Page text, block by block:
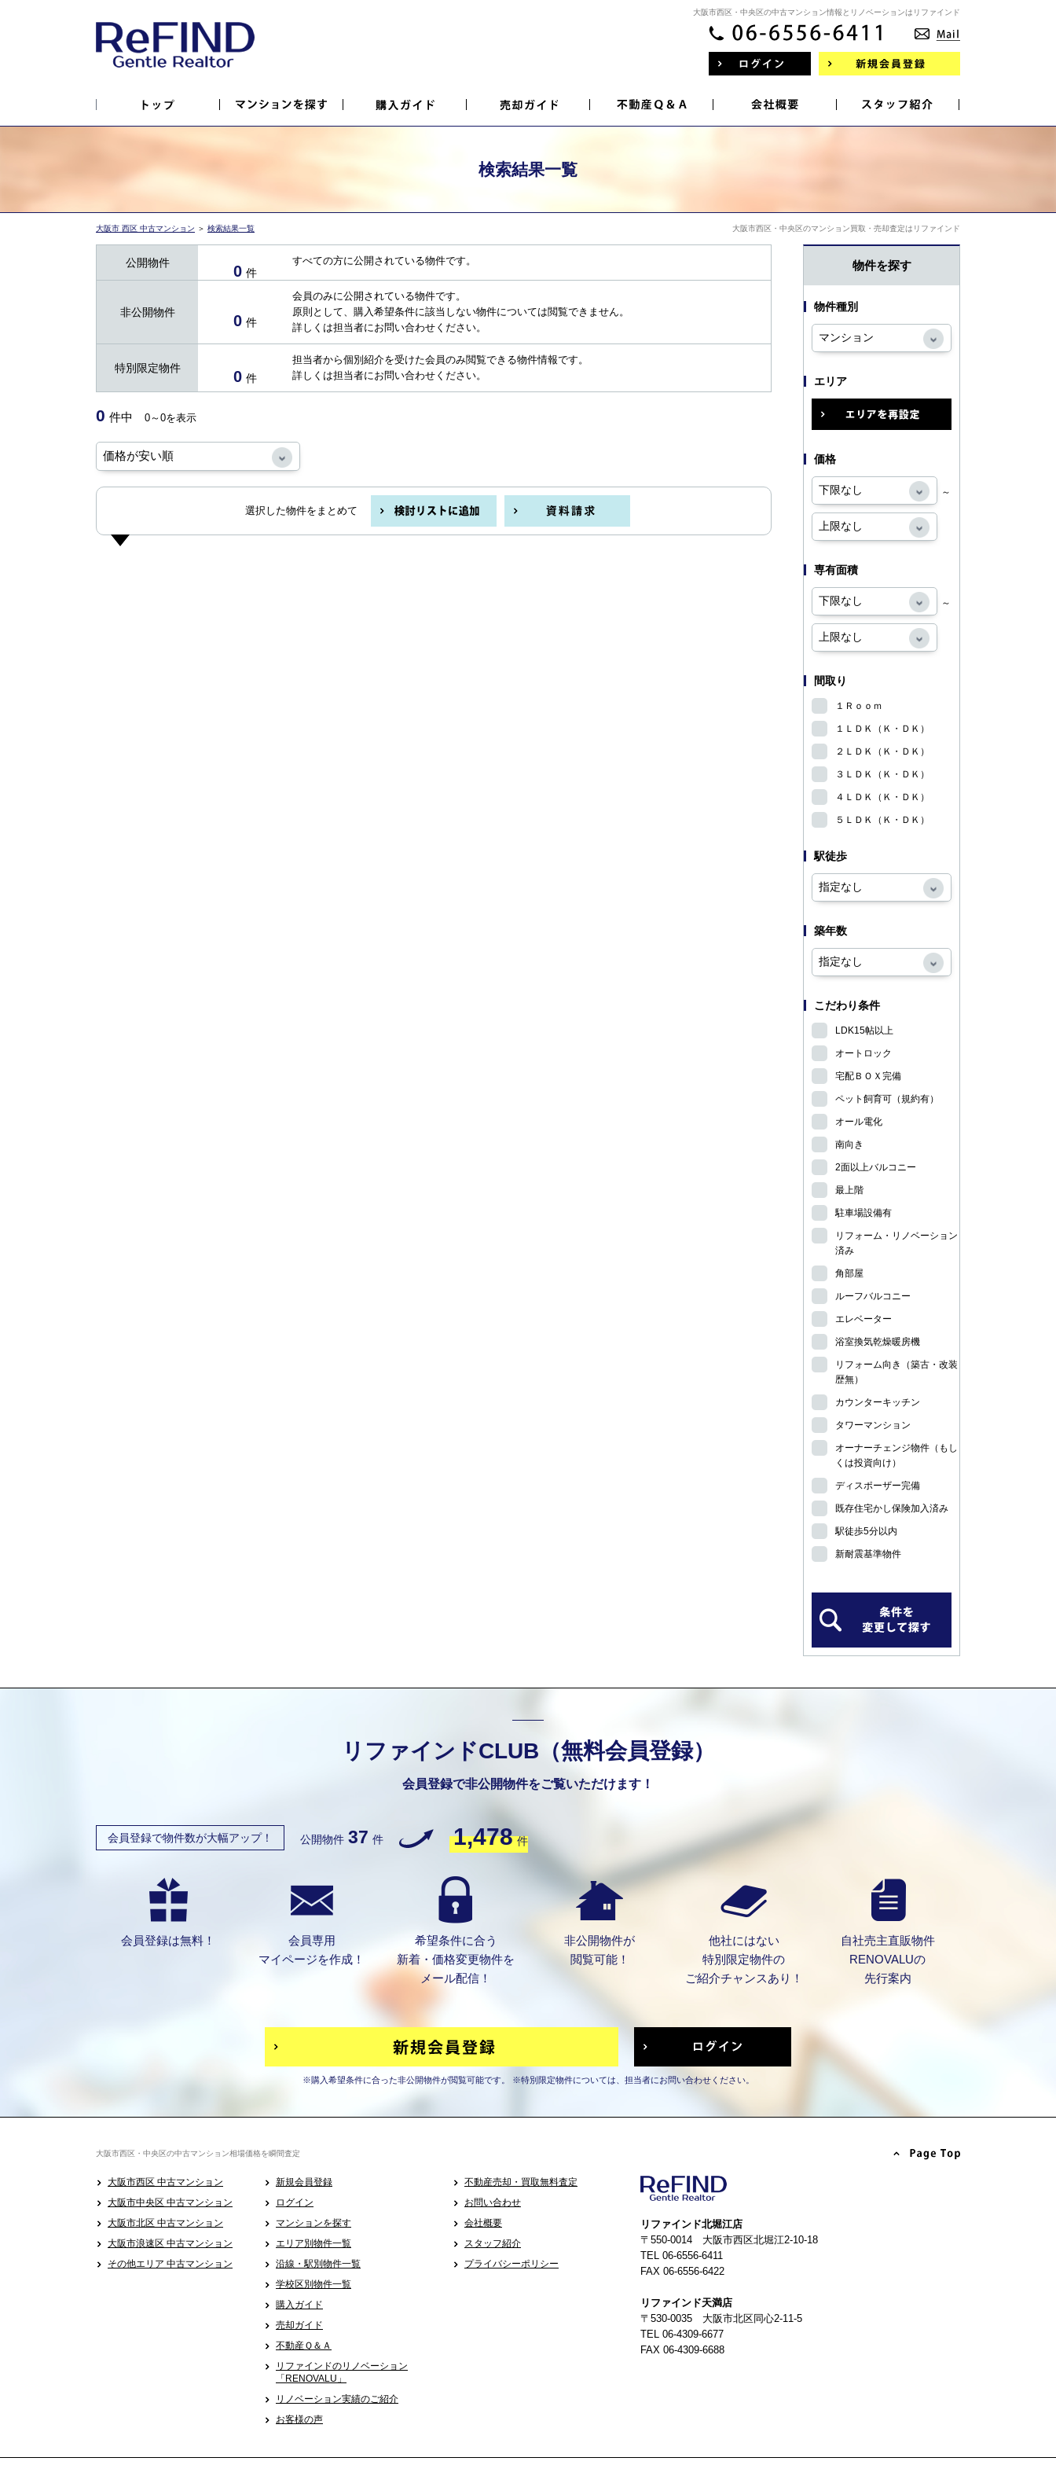
大阪市西区・中央区の中古マンション情報とリノベーションはリファインド
検索結果一覧
大阪市 西区 中古マンション ＞ 検索結果一覧 大阪市西区・中央区のマンション買取・売却査定はリファインド
公開物件 0 件
すべての方に公開されている物件です。
非公開物件 0 件
会員のみに公開されている物件です。
原則として、購入希望条件に該当しない物件については閲覧できません。
詳しくは担当者にお問い合わせください。
特別限定物件 0 件
担当者から個別紹介を受けた会員のみ閲覧できる物件情報です。
詳しくは担当者にお問い合わせください。
0 件中 0～0を表示
選択した物件をまとめて
物件を探す
物件種別
エリア
価格
～
専有面積
～
間取り
１Ｒｏｏｍ
１ＬＤＫ（Ｋ・ＤＫ）
２ＬＤＫ（Ｋ・ＤＫ）
３ＬＤＫ（Ｋ・ＤＫ）
４ＬＤＫ（Ｋ・ＤＫ）
５ＬＤＫ（Ｋ・ＤＫ）
駅徒歩
築年数
こだわり条件
LDK15帖以上
オートロック
宅配ＢＯＸ完備
ペット飼育可（規約有）
オール電化
南向き
2面以上バルコニー
最上階
駐車場設備有
リフォーム・リノベーション
済み
角部屋
ルーフバルコニー
エレベーター
浴室換気乾燥暖房機
リフォーム向き（築古・改装
歴無）
カウンターキッチン
タワーマンション
オーナーチェンジ物件（もし
くは投資向け）
ディスポーザー完備
既存住宅かし保険加入済み
駅徒歩5分以内
新耐震基準物件
リファインドCLUB（無料会員登録）
会員登録で非公開物件をご覧いただけます！
会員登録で物件数が大幅アップ！ 公開物件 37 件 1,478 件
会員登録は無料！
会員専用
マイページを作成！
希望条件に合う
新着・価格変更物件を
メール配信！
非公開物件が
閲覧可能！
他社にはない
特別限定物件の
ご紹介チャンスあり！
自社売主直販物件
RENOVALUの
先行案内
※購入希望条件に合った非公開物件が閲覧可能です。 ※特別限定物件については、担当者にお問い合わせください。
大阪市西区・中央区の中古マンション相場価格を瞬間査定
大阪市西区 中古マンション
大阪市中央区 中古マンション
大阪市北区 中古マンション
大阪市浪速区 中古マンション
その他エリア 中古マンション
新規会員登録
ログイン
マンションを探す
エリア別物件一覧
沿線・駅別物件一覧
学校区別物件一覧
購入ガイド
売却ガイド
不動産Ｑ＆Ａ
リファインドのリノベーション
「RENOVALU」
リノベーション実績のご紹介
お客様の声
不動産売却・買取無料査定
お問い合わせ
会社概要
スタッフ紹介
プライバシーポリシー
リファインド北堀江店
〒550-0014 大阪市西区北堀江2-10-18
TEL 06-6556-6411
FAX 06-6556-6422
リファインド天満店
〒530-0035 大阪市北区同心2-11-5
TEL 06-4309-6677
FAX 06-4309-6688